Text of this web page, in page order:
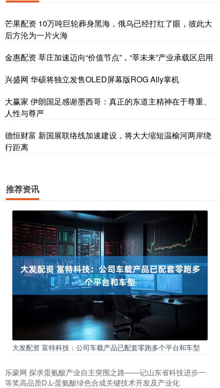
芒果配资 10万吨巨轮葬身黑海，俄乌已经打红了眼，彼此大
后方沦为一片火海
金惠配资 莘庄加速迈向“价值节点”，“莘未来”产业承载区启用
兴盛网 华硕将独立发售OLED屏幕版ROG Ally掌机
大赢家 伊朗国足感谢墨西哥：真正的东道主精神在于尊重、
人性与尊严
德恒财富 新国展联络线加速建设，将大大缩短温榆河两岸绕
行距离
推荐资讯
大发配资 富特科技：公司车载产品已配套零跑多个平台和车型
乐蒙网 探求蛋氨酸产业自主突围之路——记山东省科技进步一
等奖高品质D,L-蛋氨酸绿色合成关键技术开发及产业化